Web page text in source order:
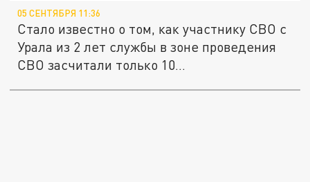
05 СЕНТЯБРЯ 11:36
Стало известно о том, как участнику СВО с
Урала из 2 лет службы в зоне проведения
СВО засчитали только 10...